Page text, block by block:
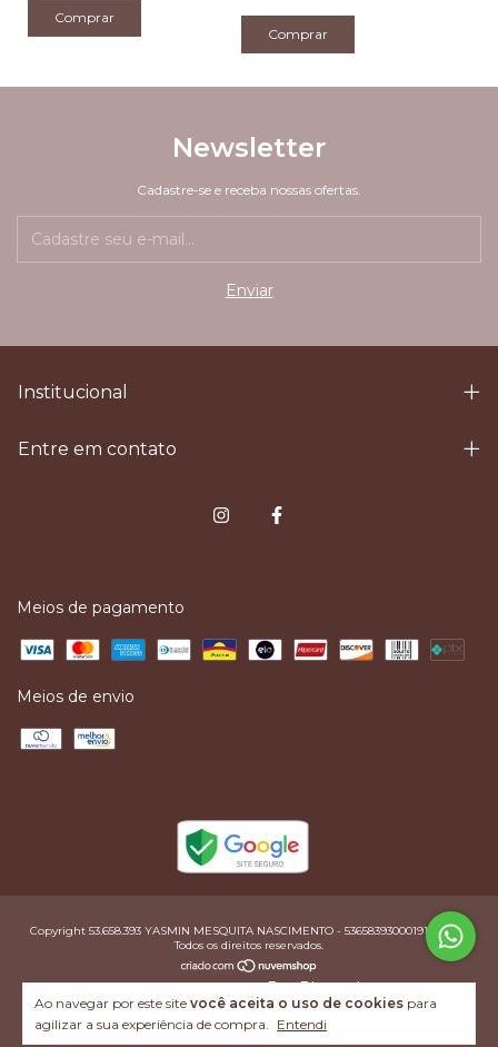
Ao navegar por este site você aceita o uso de cookies para
agilizar a sua experiência de compra. Entendi
Comprar
Comprar
Newsletter
Cadastre-se e receba nossas ofertas.
Institucional
Entre em contato
Meios de pagamento
Meios de envio
Copyright 53.658.393 YASMIN MESQUITA NASCIMENTO - 53658393000191 - 2026.
Todos os direitos reservados.
com ❤ Por Planweb